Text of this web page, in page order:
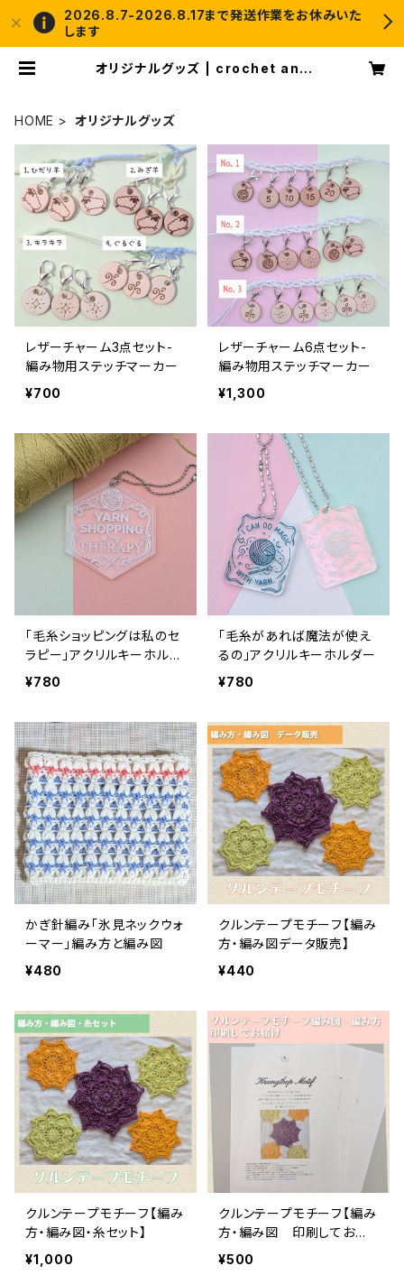
2026.8.7-2026.8.17まで発送作業をお休みいた
します
オリジナルグッズ | crochet and
HOME オリジナルグッズ
レザーチャーム3点セット-
編み物用ステッチマーカー
¥700
レザーチャーム6点セット-
編み物用ステッチマーカー
¥1,300
「毛糸ショッピングは私のセ
ラピー」アクリルキーホルダ
ー
¥780
「毛糸があれば魔法が使え
るの」アクリルキーホルダー
¥780
かぎ針編み「氷見ネックウォ
ーマー」編み方と編み図
¥480
クルンテープモチーフ【編み
方・編み図データ販売】
¥440
クルンテープモチーフ【編み
方・編み図・糸セット】
¥1,000
クルンテープモチーフ【編み
方・編み図 印刷してお届
け】
¥500